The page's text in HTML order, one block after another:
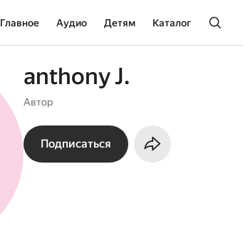
Главное Аудио Детям Каталог
anthony J.
Автор
Подписаться